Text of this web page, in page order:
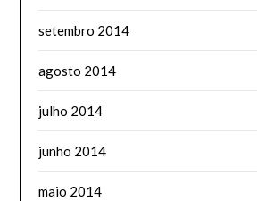
setembro 2014
agosto 2014
julho 2014
junho 2014
maio 2014